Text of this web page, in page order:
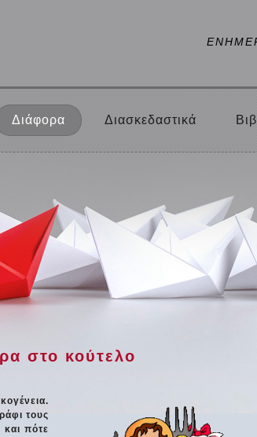
Διάφορα Διασκεδαστικά
στο κούτελο
τους
και πότε